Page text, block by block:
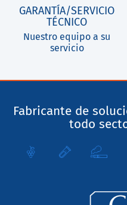
GARANTÍA/SERVICIO
TÉCNICO
Nuestro equipo a su
servicio
Fabricante de
todo